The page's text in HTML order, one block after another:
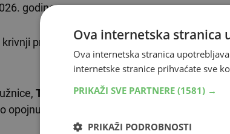
godine.
pred sucem za prethodno saslušanje
T. T.
se tereti da je 21. veljače 2026.
opojnu drogu
Ova internetska stranica
Ova internetska stranica
internetske stranice prihvaćate sve
PRIKAŽI SVE PARTNERE (1581) →
PRIKAŽI PODROBNOSTI